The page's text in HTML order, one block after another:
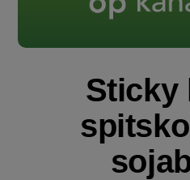
Sticky